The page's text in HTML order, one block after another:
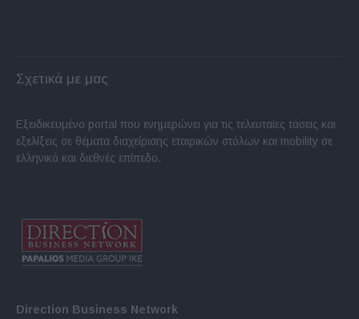
Σχετικά με μας
Εξειδικευμένο portal που ενημερώνει για τις τελευταίες τάσεις και
εξελίξεις σε θέματα διαχείρισης εταιρικών στόλων και mobility σε
ελληνικό και διεθνές επίπεδο.
Direction Business Network